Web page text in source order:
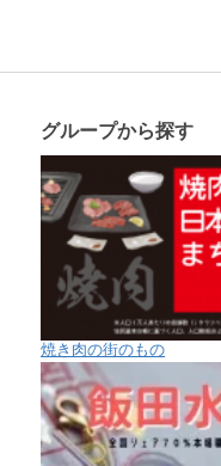
グループから探す
焼き肉の街のもの